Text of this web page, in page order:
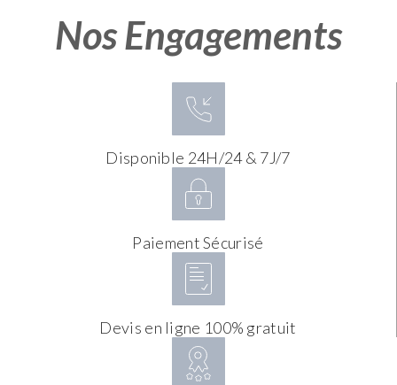
Nos Engagements
Disponible 24H/24 & 7J/7
Paiement Sécurisé
Devis en ligne 100% gratuit